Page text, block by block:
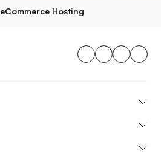
eCommerce Hosting